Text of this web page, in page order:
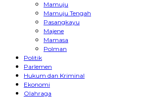
Mamuju
Mamuju Tengah
Pasangkayu
Majene
Mamasa
Polman
Politik
Parlemen
Hukum dan Kriminal
Ekonomi
Olahraga